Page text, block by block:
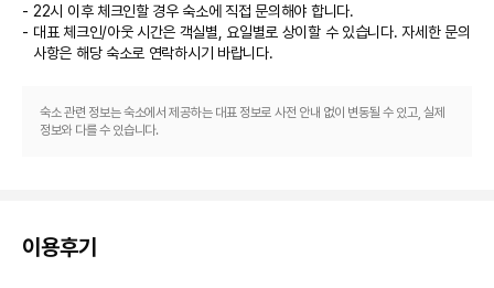
22시 이후 체크인할 경우 숙소에 직접 문의해야 합니다.
대표 체크인/아웃 시간은 객실별, 요일별로 상이할 수 있습니다. 자세한 문의
사항은 해당 숙소로 연락하시기 바랍니다.
숙소 관련 정보는 숙소에서 제공하는 대표 정보로 사전 안내 없이 변동될 수 있고, 실제
정보와 다를 수 있습니다.
이용후기